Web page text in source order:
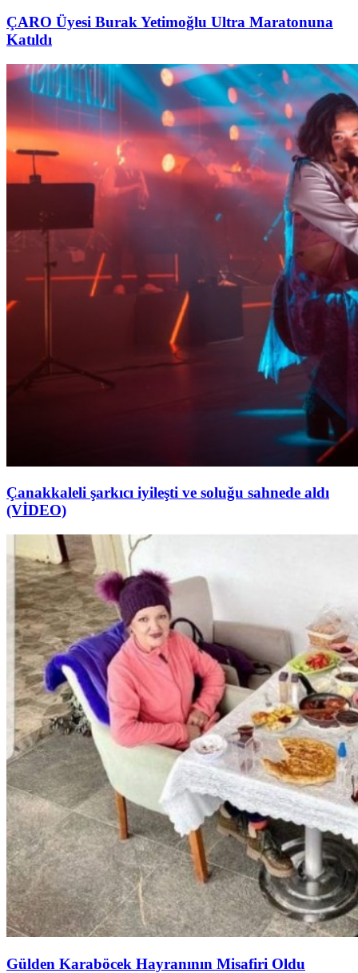
ÇARO Üyesi Burak Yetimoğlu Ultra Maratonuna
Katıldı
Çanakkaleli şarkıcı iyileşti ve soluğu sahnede aldı
(VİDEO)
Gülden Karaböcek Hayranının Misafiri Oldu